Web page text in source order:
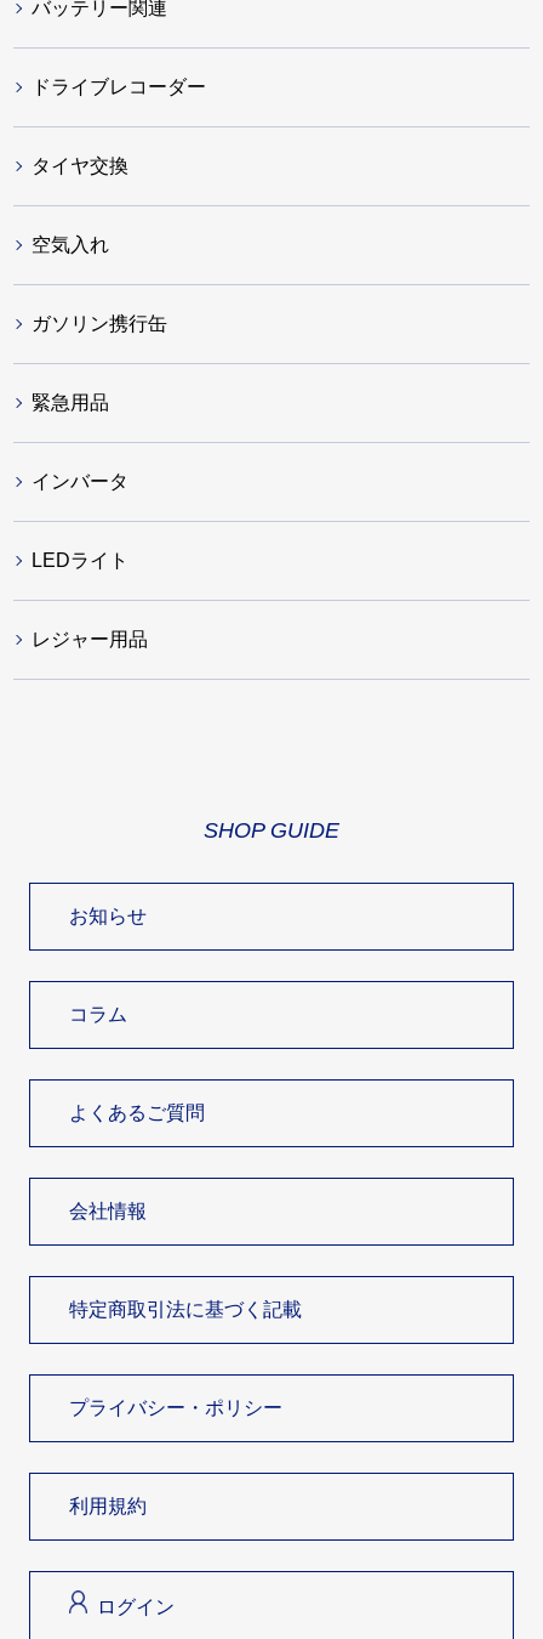
バッテリー関連
ドライブレコーダー
タイヤ交換
空気入れ
ガソリン携行缶
緊急用品
インバータ
LEDライト
レジャー用品
SHOP GUIDE
お知らせ
コラム
よくあるご質問
会社情報
特定商取引法に基づく記載
プライバシー・ポリシー
利用規約
ログイン